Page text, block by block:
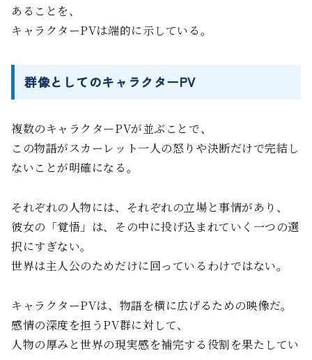
あることを、
キャラクターPVは端的に示している。
群像としてのキャラクターPV
複数のキャラクターPVが並ぶことで、
この物語がスカーレット一人の怒りや決断だけで完結し
ないことが明確になる。
それぞれの人物には、それぞれの立場と事情があり、
彼女の「覚悟」は、その中に投げ込まれていく一つの選
択にすぎない。
世界は主人公のためだけに回っているわけではない。
キャラクターPVは、物語を横に広げるための映像だ。
感情の深度を担うPV群に対して、
人物の厚みと世界の現実感を補完する役割を果たしてい